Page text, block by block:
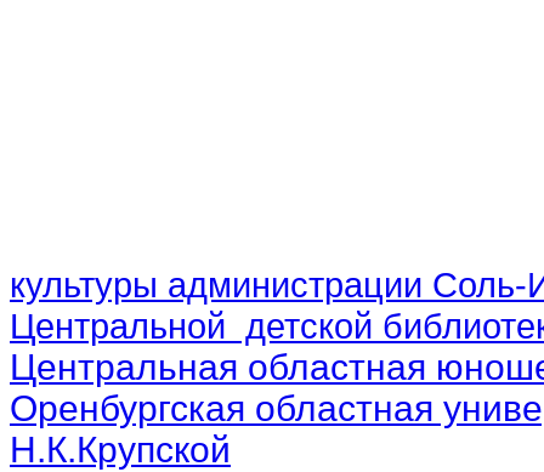
культуры администрации Соль-
Центральной детской
Центральная областная
Оренбургская областная
Н.К.Крупской